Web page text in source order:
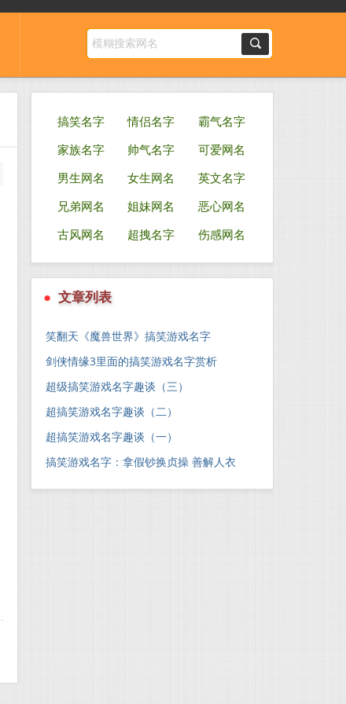
搞笑名字 情侣名字
霸气名字
家族名字
帅气名字
可爱网名
男生网名
女生网名
英文名字
兄弟网名
姐妹网名
恶心网名
古风网名
超拽名字 伤感网名
● 文章列表
笑翻天《魔兽世界》搞笑游戏名字
剑侠情缘3里面的搞笑游戏名字赏析
超级搞笑游戏名字趣谈（三）
超搞笑游戏名字趣谈（二）
超搞笑游戏名字趣谈（一）
搞笑游戏名字：拿假钞换贞操 善解人衣